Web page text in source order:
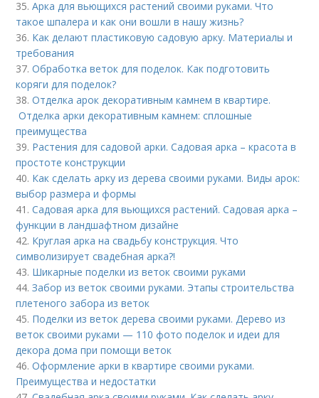
35.Арка для вьющихся растений своими руками. Что
такое шпалера и как они вошли в нашу жизнь?
36. Как делают пластиковую садовую арку. Материалы и
требования
37.Обработка веток для поделок. Как подготовить
коряги для поделок?
38.Отделка арок декоративным камнем в квартире.
Отделка арки декоративным камнем: сплошные
преимущества
39. Растения для садовой арки. Садовая арка – красота в
простоте конструкции
40. Как сделать арку из дерева своими руками. Виды арок:
выбор размера и формы
41.Садовая арка для вьющихся растений. Садовая арка –
функции в ландшафтном дизайне
42. Круглая арка на свадьбу конструкция. Что
символизирует свадебная арка?!
43. Шикарные поделки из веток своими руками
44.Забор из веток своими руками. Этапы строительства
плетеного забора из веток
45. Поделки из веток дерева своими руками. Дерево из
веток своими руками — 110 фото поделок и идеи для
декора дома при помощи веток
46.Оформление арки в квартире своими руками.
Преимущества и недостатки